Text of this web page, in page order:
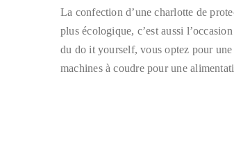
La confection d’une charlotte de
plus écologique, c’est aussi
du do it yourself, vous optez pour
machines à coudre pour une